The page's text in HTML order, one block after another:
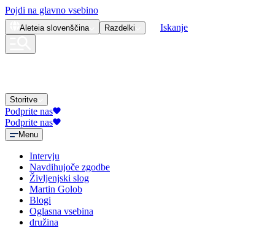
Pojdi na glavno vsebino
Aleteia slovenščina Razdelki Iskanje
Storitve
Podprite nas
Podprite nas
Menu
Intervju
Navdihujoče zgodbe
Življenjski slog
Martin Golob
Blogi
Oglasna vsebina
družina